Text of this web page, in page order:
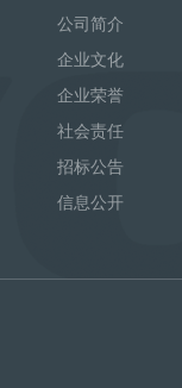
公司简介
企业文化
企业荣誉
社会责任
招标公告
信息公开